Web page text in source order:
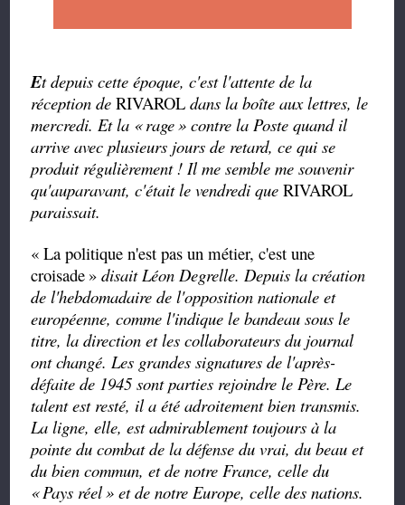
Et depuis cette époque, c'est l'attente de la
réception deRIVAROLdans la boîte aux lettres, le
mercredi. Et la «rage» contre la Poste quand il
arrive avec plusieurs jours de retard, ce qui se
produit régulièrement ! Il me semble me souvenir
qu'auparavant, c'était le vendredi queRIVAROL
paraissait.
« La politique n'est pas un métier, c'est une
croisade »disait Léon Degrelle. Depuis la création
de l'hebdomadaire de l'opposition nationale et
européenne, comme l'indique le bandeau sous le
titre, la direction et les collaborateurs du journal
ont changé. Les grandes signatures de l'après-
défaite de 1945 sont parties rejoindre le Père. Le
talent est resté, il a été adroitement bien transmis.
La ligne, elle, est admirablement toujours à la
pointe du combat de la défense du vrai, du beau et
du bien commun, et de notre France, celle du
«Pays réel» et de notre Europe, celle des nations.